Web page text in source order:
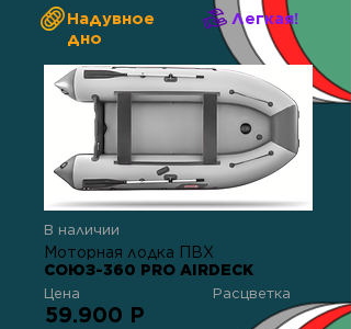
Надувное
дно
Легкая!
В наличии
Моторная лодка ПВХ
СОЮЗ-360 PRO AIRDECK
Цена Расцветка
59.900 Р